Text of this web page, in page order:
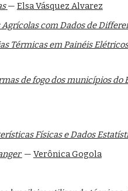
— Elsa Vásquez Alvarez
com Dados de
em Painéis
de fogo dos municípios do
Físicas e Dados
— Verônica Gogola